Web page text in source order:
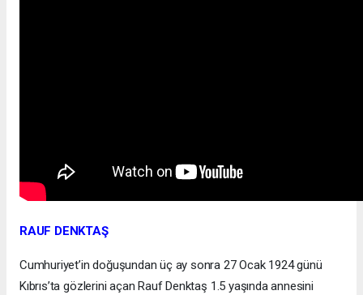
RAUF DENKTAŞ
Cumhuriyet’in doğuşundan üç ay sonra 27 Ocak 1924 günü
Kıbrıs’ta gözlerini açan Rauf Denktaş 1.5 yaşında annesini